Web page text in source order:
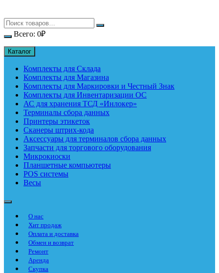
Всего: 0₽
Каталог
Комплекты для Склада
Комплекты для Магазина
Комплекты для Маркировки и Честный Знак
Комплекты для Инвентаризации ОС
АС для хранения ТСД «Инлокер»
Терминалы сбора данных
Принтеры этикеток
Сканеры штрих-кода
Аксессуары для терминалов сбора данных
Запчасти для торгового оборудования
Микрокиоски
Планшетные компьютеры
POS системы
Весы
О нас
Хит продаж
Оплата и доставка
Обмен и возврат
Ремонт
Аренда
Скупка